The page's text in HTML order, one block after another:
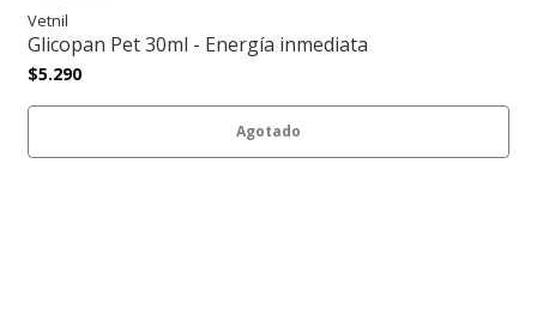
Vetnil
Glicopan Pet 30ml - Energía inmediata
$5.290
Agotado